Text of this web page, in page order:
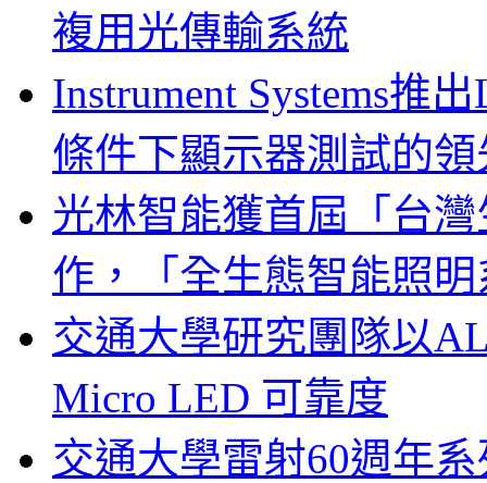
複用光傳輸系統
Instrument Systems推
條件下顯示器測試的
光林智能獲首屆「台
作，「全生態智能照
交通大學研究團隊以
Micro LED 可靠度
交通大學雷射60週年